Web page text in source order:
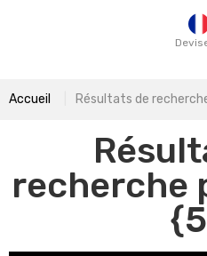
Accueil Résultats de
recherche